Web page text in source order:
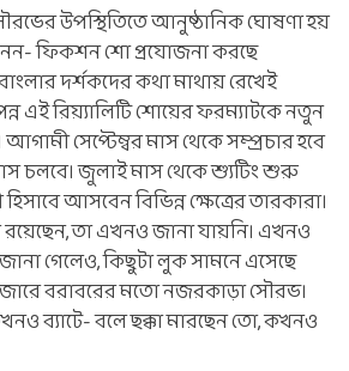
সৌরভের উপস্থিতিতে আনুষ্ঠানিক ঘোষণা হয়
নন- ফিকশন শো প্রযোজনা করছে
দর্শকদের কথা মাথায় রেখেই
এই রিয়্যালিটি শোয়ের ফরম্যাটকে নতুন
সেপ্টেম্বর মাস থেকে সম্প্রচার হবে
চলবে। জুলাই মাস থেকে শ্যুটিং শুরু
আসবেন বিভিন্ন ক্ষেত্রের তারকারা।
তা এখনও জানা যায়নি। এখনও
গেলেও, কিছুটা লুক সামনে এসেছে
বরাবরের মতো নজরকাড়া সৌরভ।
ব্যাটে- বলে ছক্কা মারছেন তো, কখনও